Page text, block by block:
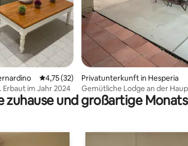
Durchschnittliche Bewertung: 4,75 von 5,
4,75 (32)
im Jahr 2024
Privatunterkunft in Hesperia
Gemütliche Lodge an der
zuhause und großartige